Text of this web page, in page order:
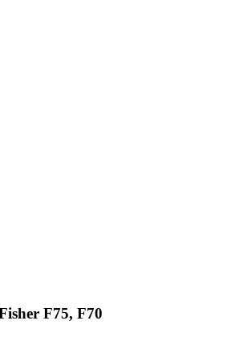
F75, F70